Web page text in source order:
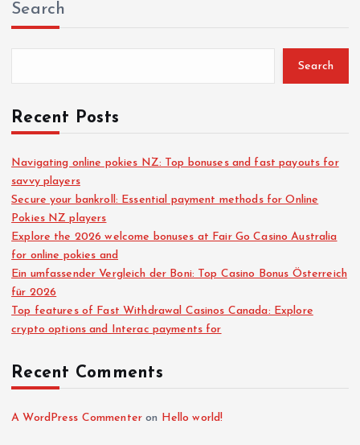
Search
Search
Recent Posts
Navigating online pokies NZ: Top bonuses and fast payouts for
savvy players
Secure your bankroll: Essential payment methods for Online
Pokies NZ players
Explore the 2026 welcome bonuses at Fair Go Casino Australia
for online pokies and
Ein umfassender Vergleich der Boni: Top Casino Bonus Österreich
für 2026
Top features of Fast Withdrawal Casinos Canada: Explore
crypto options and Interac payments for
Recent Comments
A WordPress Commenter on Hello world!